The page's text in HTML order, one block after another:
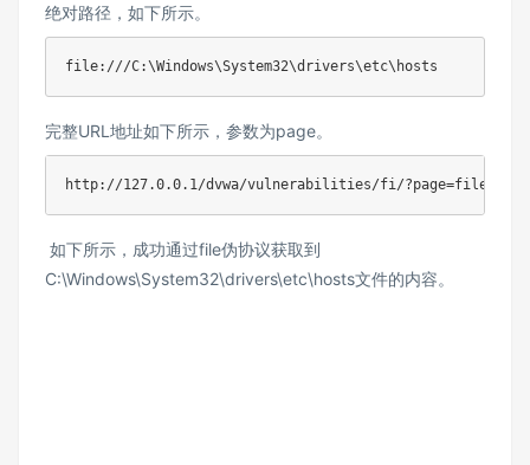
绝对路径，如下所示。
file:///C:\Windows\System32\drivers\etc\hosts
完整URL地址如下所示，参数为page。
http://127.0.0.1/dvwa/vulnerabilities/fi/?page=file:///
如下所示，成功通过file伪协议获取到
C:\Windows\System32\drivers\etc\hosts文件的内容。